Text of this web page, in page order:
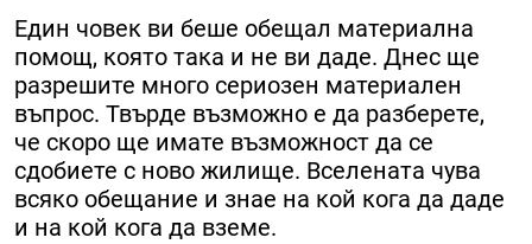
Един човек ви беше обещал материална
помощ, която така и не ви даде. Днес ще
разрешите много сериозен материален
въпрос. Твърде възможно е да разберете,
че скоро ще имате възможност да се
сдобиете с ново жилище. Вселената чува
всяко обещание и знае на кой кога да даде
и на кой кога да вземе.